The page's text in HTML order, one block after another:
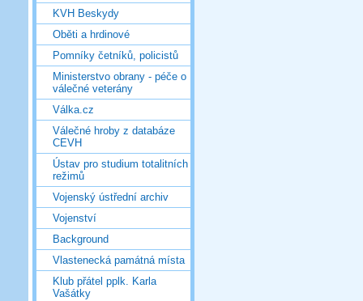
KVH Beskydy
Oběti a hrdinové
Pomníky četníků, policistů
Ministerstvo obrany - péče o
válečné veterány
Válka.cz
Válečné hroby z databáze
CEVH
Ústav pro studium totalitních
režimů
Vojenský ústřední archiv
Vojenství
Background
Vlastenecká památná místa
Klub přátel pplk. Karla
Vašátky